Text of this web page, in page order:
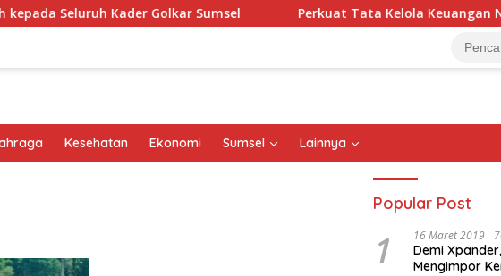
Kader Golkar Sumsel Perkuat Tata Kelola Keuangan Negara,
Kesehatan Ekonomi Sumsel Lainnya
Popular Post
1 16 Maret 2019
Demi
Mengimpor